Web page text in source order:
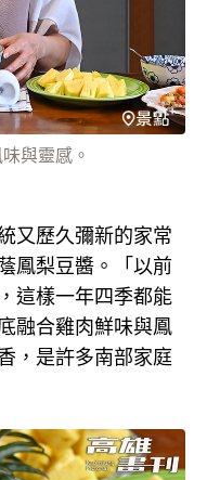
與靈感。
又歷久彌新的家常
鳳梨豆醬。「以前
這樣一年四季都能
融合雞肉鮮味與鳳
，是許多南部家庭